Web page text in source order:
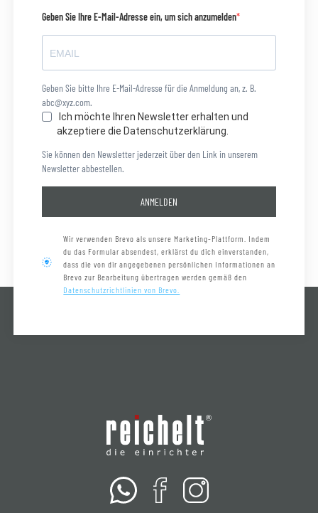
Geben Sie Ihre E-Mail-Adresse ein, um sich anzumelden
Geben Sie bitte Ihre E-Mail-Adresse für die Anmeldung an, z. B.
abc@xyz.com.
Ich möchte Ihren Newsletter erhalten und
akzeptiere die Datenschutzerklärung.
Sie können den Newsletter jederzeit über den Link in unserem
Newsletter abbestellen.
ANMELDEN
Wir verwenden Brevo als unsere Marketing-Plattform. Indem
du das Formular absendest, erklärst du dich einverstanden,
dass die von dir angegebenen persönlichen Informationen an
Brevo zur Bearbeitung übertragen werden gemäß den
Datenschutzrichtlinien von Brevo.